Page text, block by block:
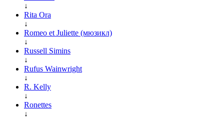
↓
Rita Ora
↓
Romeo et Juliette (мюзикл)
↓
Russell Simins
↓
Rufus Wainwright
↓
R. Kelly
↓
Ronettes
↓